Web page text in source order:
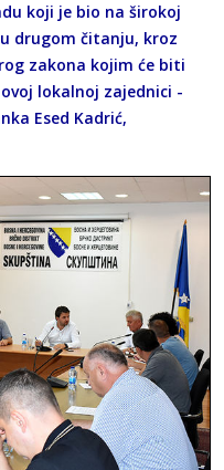
koji je bio na širokoj
drugom čitanju, kroz
zakona kojim će biti
lokalnoj zajednici -
Esed Kadrić,